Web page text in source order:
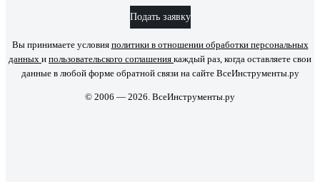
Подать заявку
Вы принимаете условия политики в отношении обработки персональных
данных и пользовательского соглашения каждый раз, когда оставляете свои
данные в любой форме обратной связи на сайте ВсеИнструменты.ру
© 2006 — 2026. ВсеИнструменты.ру